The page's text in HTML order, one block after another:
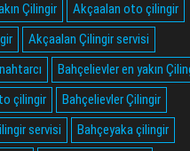
Çilingir
Akçaalan oto çilingir
Akçaalan Çilingir servisi
Bahçelievler en yakın
çilingir
Bahçelievler Çilingir
servisi
Bahçeyaka çilingir